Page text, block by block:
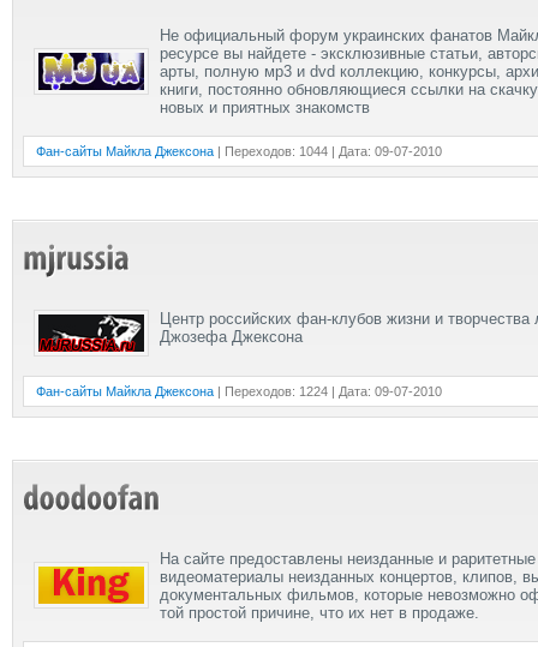
Не официальный форум украинских фанатов
ресурсе вы найдете - эксклюзивные статьи,
арты, полную мр3 и dvd коллекцию, конкурсы,
книги, постоянно обновляющиеся ссылки на
новых и приятных знакомств
Фан-сайты Майкла Джексона | Переходов: 1044 | Дата: 09-07-2010
Центр российских фан-клубов жизни и творчества
Джозефа Джексона
Фан-сайты Майкла Джексона | Переходов: 1224 | Дата: 09-07-2010
На сайте предоставлены неизданные и
видеоматериалы неизданных концертов, клипов,
документальных фильмов, которые невозможно
той простой причине, что их нет в продаже.